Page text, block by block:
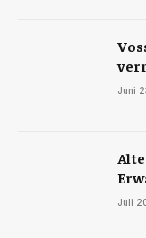
Juni
Juli